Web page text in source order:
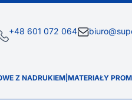
+48 601 072 064
Z NADRUKIEM MATERIAŁY